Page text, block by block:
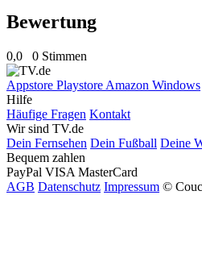
Bewertung
0,0 0 Stimmen
Appstore Playstore Amazon Windows
Hilfe
Häufige Fragen Kontakt
Wir sind TV.de
Dein Fernsehen Dein Fußball Deine
Bequem zahlen
PayPal VISA MasterCard
AGB Datenschutz Impressum ©